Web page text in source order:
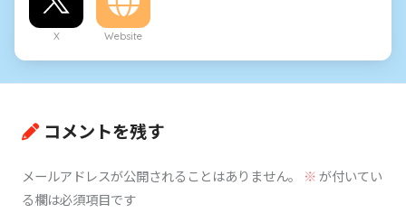
X Website
コメントを残す
メールアドレスが公開されることはありません。 ※が付いてい
る欄は必須項目です